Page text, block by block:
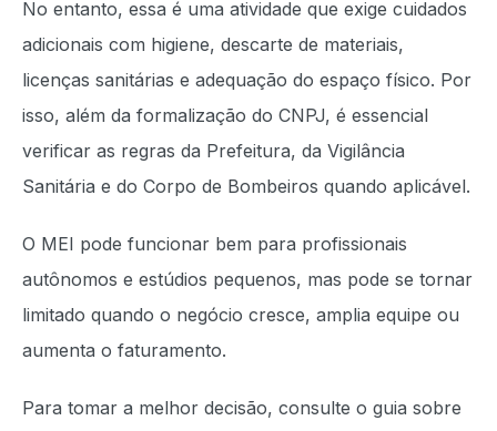
No entanto, essa é uma atividade que exige cuidados
adicionais com higiene, descarte de materiais,
licenças sanitárias e adequação do espaço físico. Por
isso, além da formalização do CNPJ, é essencial
verificar as regras da Prefeitura, da Vigilância
Sanitária e do Corpo de Bombeiros quando aplicável.
O MEI pode funcionar bem para profissionais
autônomos e estúdios pequenos, mas pode se tornar
limitado quando o negócio cresce, amplia equipe ou
aumenta o faturamento.
Para tomar a melhor decisão, consulte o guia sobre